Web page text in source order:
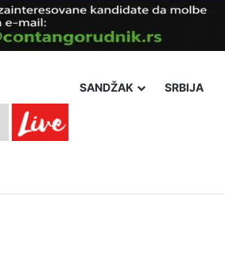
SANDŽAK SRBIJA
Politika